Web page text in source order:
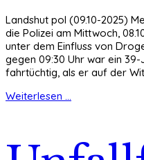
Landshut pol (09.10-2025)
die Polizei am Mittwoch,
unter dem Einfluss von
gegen 09:30 Uhr war ein
fahrtüchtig, als er auf der
Weiterlesen ...